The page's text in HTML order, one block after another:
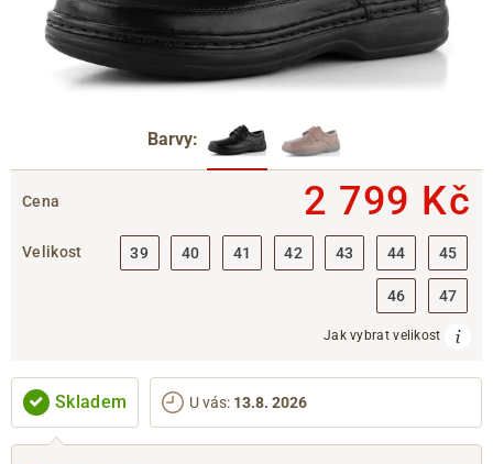
Barvy:
Cena 2 799 Kč
Velikost 39 40 41 42 43 44 45
46 47
Jak vybrat velikost
Skladem U vás: 13.8. 2026